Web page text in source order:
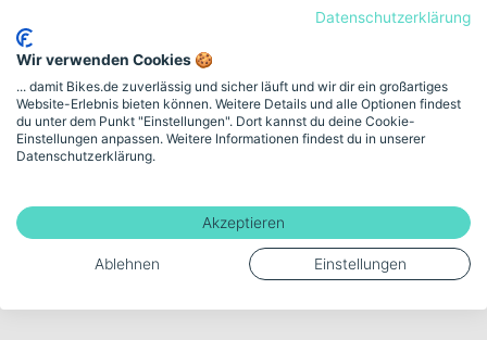
Persönliche Beratung
Unsicher bei der Auswahl? Lass dich von
unserem Fahrradexperten am Telefon oder im
Videomeeting kostenlos und unverbindlich
Kostenloses Beratungsgespräch buchen
Datenschutzerklärung
Wir verwenden Cookies 🍪
... damit Bikes.de zuverlässig und sicher läuft und wir dir ein großartiges
Website-Erlebnis bieten können. Weitere Details und alle Optionen findest
du unter dem Punkt "Einstellungen". Dort kannst du deine Cookie-
Einstellungen anpassen. Weitere Informationen findest du in unserer
Datenschutzerklärung.
Akzeptieren
Ablehnen Einstellungen